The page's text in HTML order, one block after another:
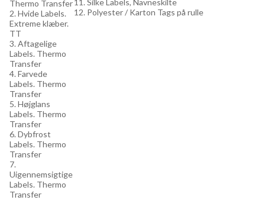
Thermo Transfer
2. Hvide Labels.
Extreme klæber.
TT
3. Aftagelige
Labels. Thermo
Transfer
4. Farvede
Labels. Thermo
Transfer
5. Højglans
Labels. Thermo
Transfer
6. Dybfrost
Labels. Thermo
Transfer
7.
Uigennemsigtige
Labels. Thermo
Transfer
11. Silke Labels, Navneskilte
12. Polyester / Karton Tags på rulle